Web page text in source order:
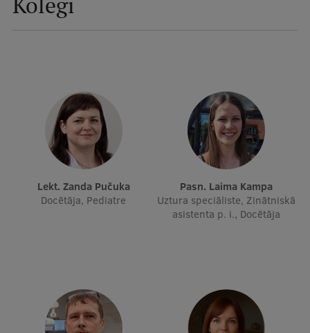
Mobile
Pamatstudiju programmas
Maģistra studiju programmas
Doktorantūra
Uzņemšana
Par RSU
Lekt. Zanda Pučuka
Docētāja, Pediatre
Pasn. Laima Kampa
Uztura speciāliste, Zinātniskā
asistenta p. i., Docētāja